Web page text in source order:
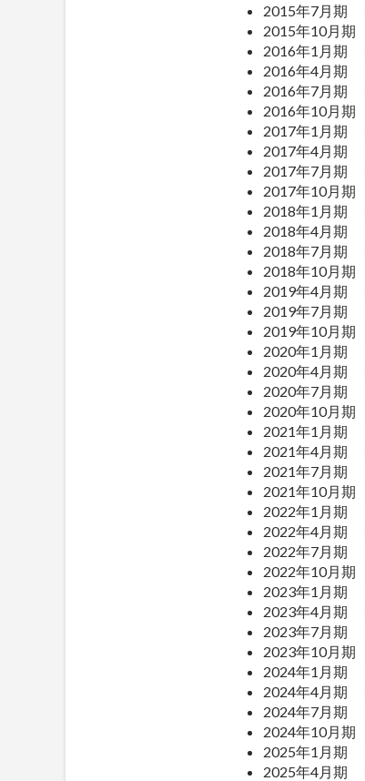
2015年7月期
2015年10月期
2016年1月期
2016年4月期
2016年7月期
2016年10月期
2017年1月期
2017年4月期
2017年7月期
2017年10月期
2018年1月期
2018年4月期
2018年7月期
2018年10月期
2019年4月期
2019年7月期
2019年10月期
2020年1月期
2020年4月期
2020年7月期
2020年10月期
2021年1月期
2021年4月期
2021年7月期
2021年10月期
2022年1月期
2022年4月期
2022年7月期
2022年10月期
2023年1月期
2023年4月期
2023年7月期
2023年10月期
2024年1月期
2024年4月期
2024年7月期
2024年10月期
2025年1月期
2025年4月期